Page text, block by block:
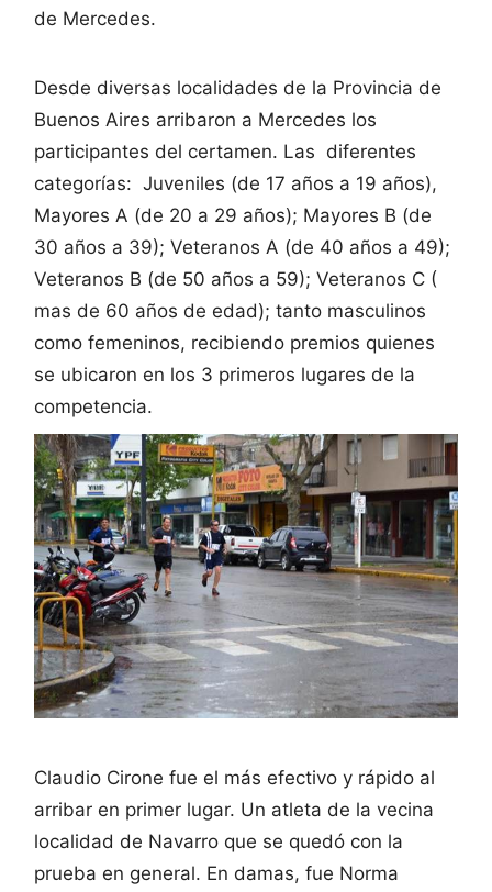
de Mercedes.
Desde diversas localidades de la Provincia de
Buenos Aires arribaron a Mercedes los
participantes del certamen. Las diferentes
categorías: Juveniles (de 17 años a 19 años),
Mayores A (de 20 a 29 años); Mayores B (de
30 años a 39); Veteranos A (de 40 años a 49);
Veteranos B (de 50 años a 59); Veteranos C (
mas de 60 años de edad); tanto masculinos
como femeninos, recibiendo premios quienes
se ubicaron en los 3 primeros lugares de la
competencia.
Claudio Cirone fue el más efectivo y rápido al
arribar en primer lugar. Un atleta de la vecina
localidad de Navarro que se quedó con la
prueba en general. En damas, fue Norma